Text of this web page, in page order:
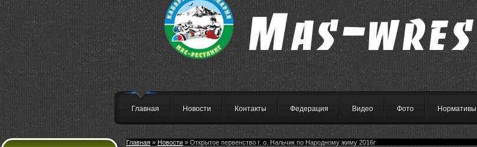
Главная Новости Контакты Федерация Видео Фото Нормативы
Главная » Новости » Открытое первенство г. о. Нальчик по Народному жиму 2016г